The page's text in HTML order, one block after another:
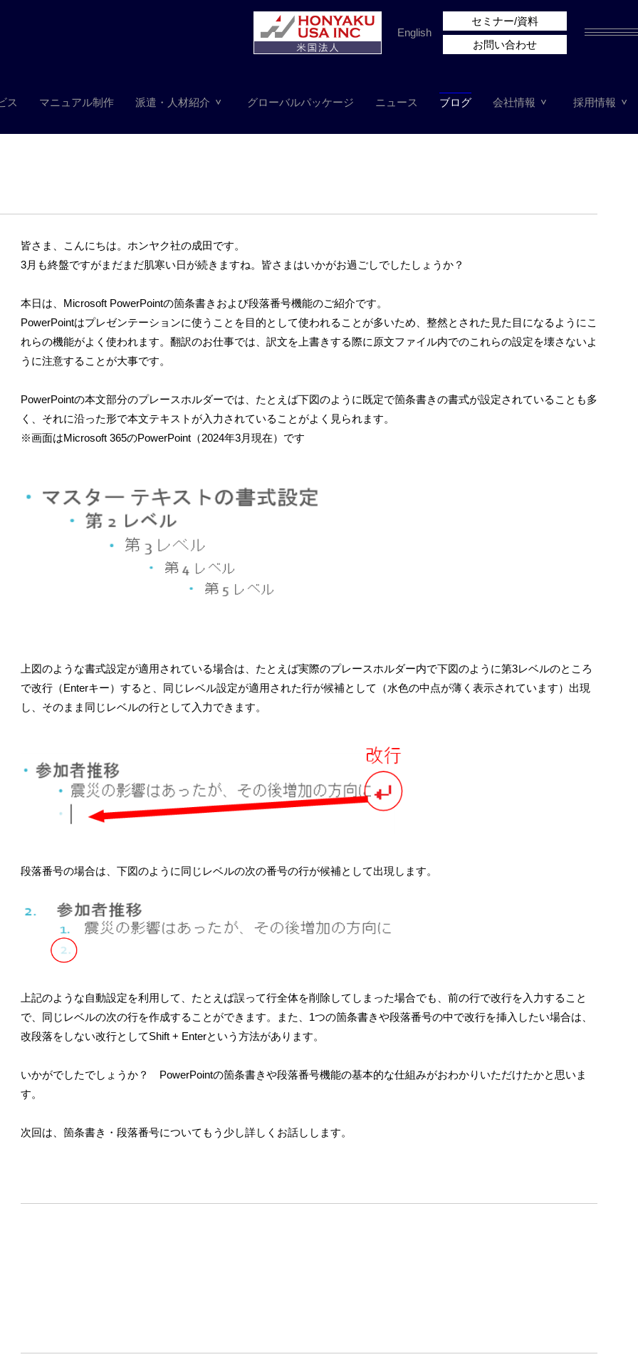
ス マニュアル制作 派遣・人材紹介 グローバルパッケージ ニュース ブログ 会社情報 採用情報
English
セミナー/資料
お問い合わせ
皆さま、こんにちは。ホンヤク社の成田です。
3月も終盤ですがまだまだ肌寒い日が続きますね。皆さまはいかがお過ごしでしたしょうか？
本日は、Microsoft PowerPointの箇条書きおよび段落番号機能のご紹介です。
PowerPointはプレゼンテーションに使うことを目的として使われることが多いため、整然とされた見た目になるようにこ
れらの機能がよく使われます。翻訳のお仕事では、訳文を上書きする際に原文ファイル内でのこれらの設定を壊さないよ
うに注意することが大事です。
PowerPointの本文部分のプレースホルダーでは、たとえば下図のように既定で箇条書きの書式が設定されていることも多
く、それに沿った形で本文テキストが入力されていることがよく見られます。
※画面はMicrosoft 365のPowerPoint（2024年3月現在）です
上図のような書式設定が適用されている場合は、たとえば実際のプレースホルダー内で下図のように第3レベルのところ
で改行（Enterキー）すると、同じレベル設定が適用された行が候補として（水色の中点が薄く表示されています）出現
し、そのまま同じレベルの行として入力できます。
段落番号の場合は、下図のように同じレベルの次の番号の行が候補として出現します。
上記のような自動設定を利用して、たとえば誤って行全体を削除してしまった場合でも、前の行で改行を入力すること
で、同じレベルの次の行を作成することができます。また、1つの箇条書きや段落番号の中で改行を挿入したい場合は、
改段落をしない改行としてShift + Enterという方法があります。
いかがでしたでしょうか？ PowerPointの箇条書きや段落番号機能の基本的な仕組みがおわかりいただけたかと思いま
す。
次回は、箇条書き・段落番号についてもう少し詳しくお話しします。